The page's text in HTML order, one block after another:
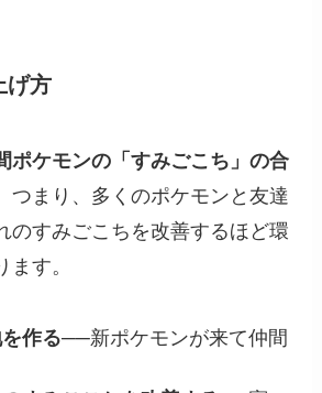
げ方
ポケモンの「すみごこち」の合
つまり、多くのポケモンと友達
のすみごこちを改善するほど環
す。
作る──新ポケモンが来て仲間